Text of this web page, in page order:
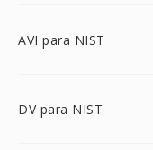
AVI para NIST
DV para NIST